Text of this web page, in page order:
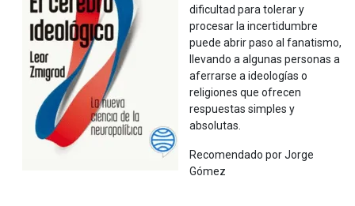
dificultad para tolerar y
procesar la incertidumbre
puede abrir paso al fanatismo,
llevando a algunas personas a
aferrarse a ideologías o
religiones que ofrecen
respuestas simples y
absolutas.
Recomendado por Jorge
Gómez